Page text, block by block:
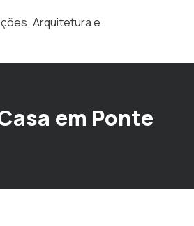
em Ponte